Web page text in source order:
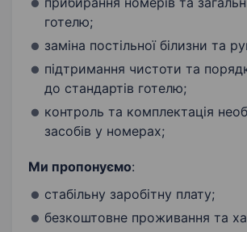
готелю;
заміна постільної білизни та
підтримання чистоти та
до стандартів готелю;
контроль та комплектація
засобів у номерах;
Ми пропонуємо:
стабільну заробітну плату;
безкоштовне проживання та